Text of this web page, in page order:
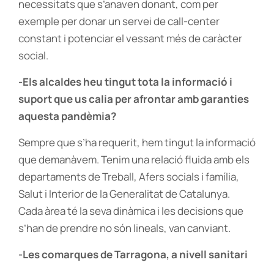
necessitats que s’anaven donant, com per
exemple per donar un servei de call-center
constant i potenciar el vessant més de caràcter
social.
-Els alcaldes heu tingut tota la informació i
suport que us calia per afrontar amb garanties
aquesta pandèmia?
Sempre que s’ha requerit, hem tingut la informació
que demanàvem. Tenim una relació fluida amb els
departaments de Treball, Afers socials i família,
Salut i Interior de la Generalitat de Catalunya.
Cada àrea té la seva dinàmica i les decisions que
s’han de prendre no són lineals, van canviant.
-Les comarques de Tarragona, a nivell sanitari